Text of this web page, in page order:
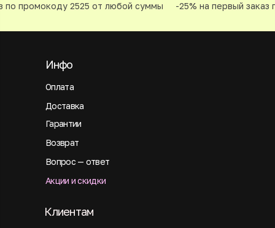
промокоду 2525 от любой суммы -25% на первый заказ
Оплата
Инфо
Доставка
Гарантии
Возврат
Вопрос — ответ
Акции и скидки
Клиентам